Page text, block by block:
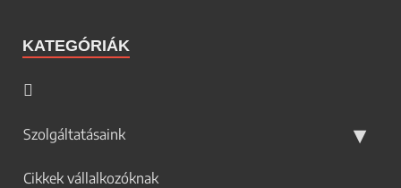
KATEGÓRIÁK
Szolgáltatásaink
Cikkek vállalkozóknak